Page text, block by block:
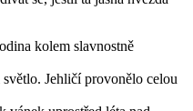
kolem slavnostně
Jehličí provonělo celou